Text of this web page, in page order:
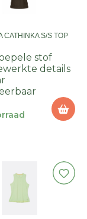
CATHINKA S/S TOP
stof
details